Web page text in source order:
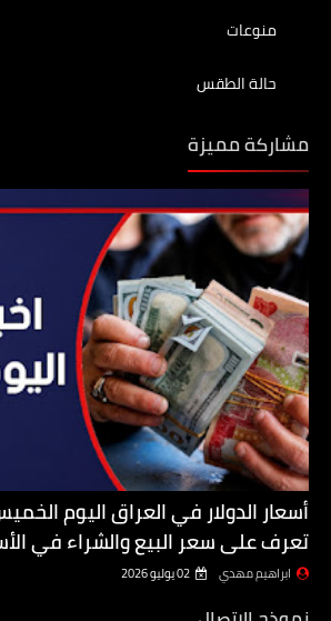
منوعات
حالة الطقس
مشاركة مميزة
تعرف على سعر البيع والشراء في
ابراهيم مهدي 02 يوليو 2026